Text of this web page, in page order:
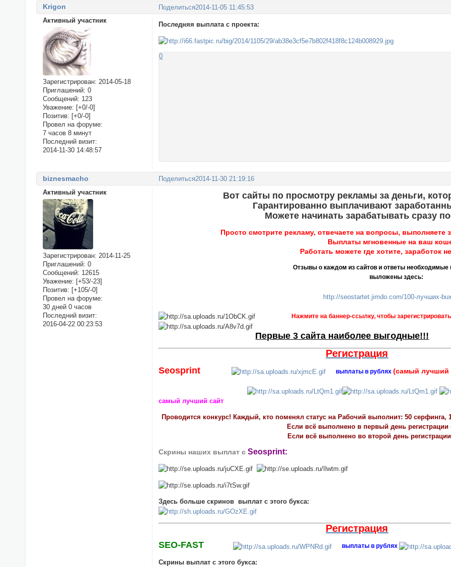
Поделиться2014-11-05 11:45:53
Krigon
Активный участник
Зарегистрирован: 2014-05-18
Приглашений: 0
Сообщений: 123
Уважение: [+0/-0]
Позитив: [+0/-0]
Провел на форуме:
7 часов 8 минут
Последний визит:
2014-11-30 14:48:57
Последняя выплата с проекта:
0
Поделиться2014-11-30 21:19:16
biznesmacho
Активный участник
Зарегистрирован: 2014-11-25
Приглашений: 0
Сообщений: 12615
Уважение: [+53/-23]
Позитив: [+105/-0]
Провел на форуме:
30 дней 0 часов
Последний визит:
2016-04-22 00:23:53
Вот сайты по просмотру рекламы за деньги,
Гарантированно выплачивают
Можете начинать зарабатывать сразу
Просто смотрите рекламу, отвечаете на вопросы, выполняете
Выплаты мгновенные на ваш
Работать можете где хотите, заработок
Отзывы о каждом из сайтов и ответы необходимые
выложены здесь:
http://seostartet.jimdo.com/100-лучших-
Нажмите на баннер-ссылку, чтобы
Первые 3 сайта наиболее выгодные!!!
Регистрация
Seosprint выплаты в рублях(самый лучший
самый лучший сайт
Проводится конкурс! Каждый, кто поменял статус на Рабочий выполнит: 50 серфинга,
Если всё выполнено в первый день регистрации
Если всё выполнено во второй день
Скрины наших выплат с Seosprint:
Здесь больше скринов выплат с этого букса:
Регистрация
SEO-FAST выплаты в рублях
Скрины выплат с этого букса: